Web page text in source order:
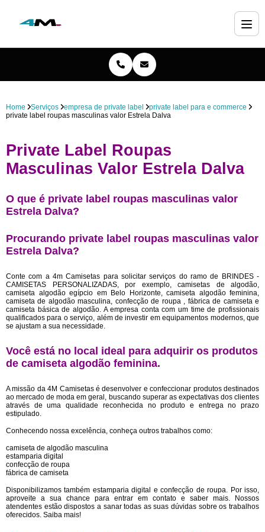
Home Serviços empresa de private label
private label para e commerce
private label roupas masculinas valor Estrela Dalva
Private Label Roupas
Masculinas Valor Estrela Dalva
O que é private label roupas masculinas valor
Estrela Dalva?
Procurando private label roupas masculinas valor
Estrela Dalva?
Conte com a 4m Camisetas para solicitar serviços do ramo de BRINDES -
CAMISETAS PERSONALIZADAS, por exemplo, camisetas de algodão,
camiseta algodão egípcio em Belo Horizonte, camiseta algodão feminina,
camiseta de algodão masculina, confecção de roupa , fábrica de camiseta e
camiseta básica de algodão. A empresa conta com um time de profissionais
qualificados para o serviço, além de investir em equipamentos modernos, que
se ajustam a sua necessidade.
Você está no local ideal para adquirir os produtos
de camiseta algodão feminina.
A missão da 4M Camisetas é desenvolver e confeccionar produtos destinados
ao mercado de moda em geral, buscando superar as expectativas dos clientes
através de uma qualidade reconhecida no produto e entrega no prazo
estipulado.
Conhecendo nossa excelência, conheça outros trabalhos como:
camiseta de algodão masculina
estamparia digital
confecção de roupa
fábrica de camiseta
Disponibilizamos também estamparia digital e confecção de roupa. Por isso,
aproveite a sua chance para entrar em contato e saber mais. Nossos
atendentes estão dispostos a sanar todas as suas dúvidas sobre os trabalhos
oferecidos. Saiba mais!